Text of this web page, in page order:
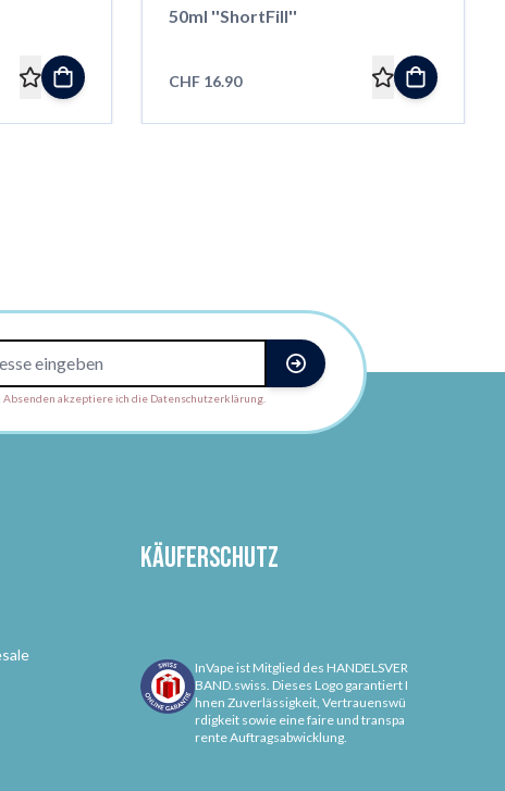
50ml ''ShortFill''
CHF 16.90
akzeptiere ich die Datenschutzerklärung.
Käuferschutz
InVape ist Mitglied des HANDELSVER
BAND.swiss. Dieses Logo garantiert I
hnen Zuverlässigkeit, Vertrauenswü
rdigkeit sowie eine faire und transpa
rente Auftragsabwicklung.